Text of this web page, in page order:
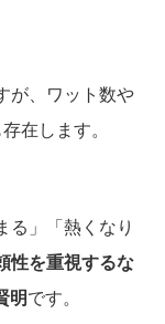
が、ワット数や
在します。
る」「熱くなり
性を重視するな
明です。